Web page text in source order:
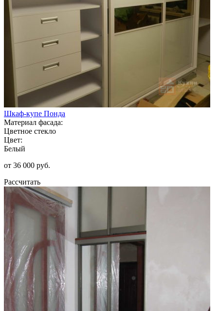
Шкаф-купе Понда
Материал фасада:
Цветное стекло
Цвет:
Белый
от 36 000 руб.
Рассчитать